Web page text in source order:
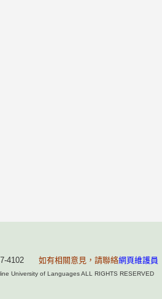
4102 如有相關意見，請聯絡網頁維護員
University of Languages ALL RIGHTS RESERVED